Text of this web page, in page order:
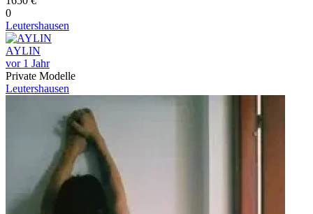
0
Leutershausen
AYLIN
vor 1 Jahr
Private Modelle
Leutershausen